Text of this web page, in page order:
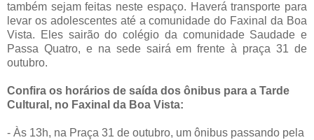
também sejam feitas neste espaço. Haverá transporte para
levar os adolescentes até a comunidade do Faxinal da Boa
Vista. Eles sairão do colégio da comunidade Saudade e
Passa Quatro, e na sede sairá em frente à praça 31 de
outubro.
Confira os horários de saída dos ônibus para a Tarde
Cultural, no Faxinal da Boa Vista:
- Às 13h, na Praça 31 de outubro, um ônibus passando pela